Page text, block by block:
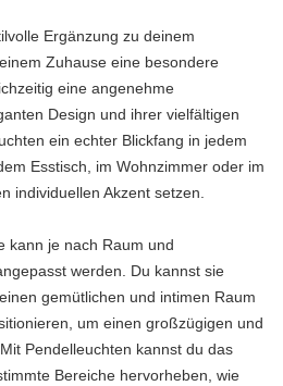
Ergänzung zu deinem
Zuhause eine besondere
eine angenehme
Design und ihrer vielfältigen
ein echter Blickfang in jedem
Esstisch, im Wohnzimmer oder im
individuellen Akzent setzen.
kann je nach Raum und
werden. Du kannst sie
gemütlichen und intimen Raum
um einen großzügigen und
Pendelleuchten kannst du das
Bereiche hervorheben, wie